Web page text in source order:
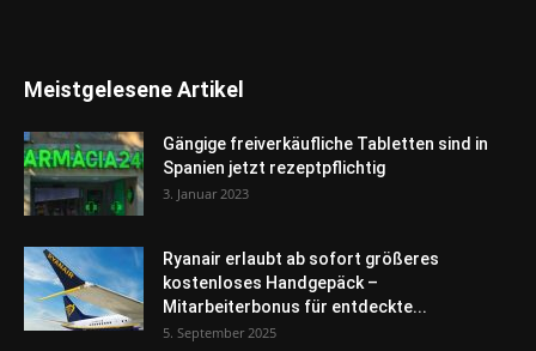
Meistgelesene Artikel
Gängige freiverkäufliche Tabletten sind in
Spanien jetzt rezeptpflichtig
3. Januar 2023
Ryanair erlaubt ab sofort größeres
kostenloses Handgepäck –
Mitarbeiterbonus für entdeckte...
5. September 2025